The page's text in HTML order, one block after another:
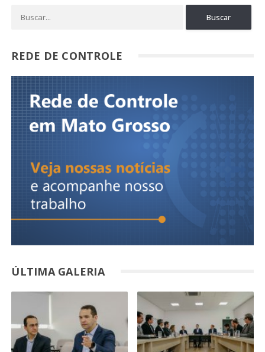
REDE DE CONTROLE
ÚLTIMA GALERIA